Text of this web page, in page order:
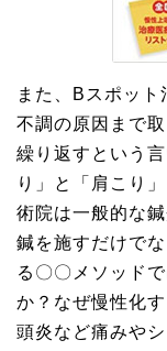
また、Bスポッ
不調の原因まで
繰り返すという
り」と「肩こり
術院は一般的な
鍼を施すだけで
る〇〇メソッド
か？なぜ慢性化
頭炎など痛みや